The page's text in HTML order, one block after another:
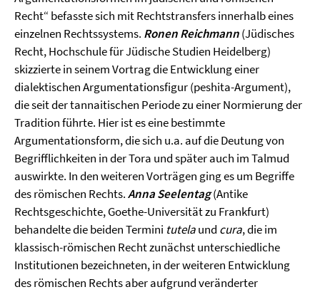
Recht“ befasste sich mit Rechtstransfers innerhalb eines
einzelnen Rechts­systems. Ronen Reichmann(Jüdisches
Recht, Hochschule für Jüdische Studien Heidelberg)
skizzierte in seinem Vortrag die Entwicklung einer
dialektischen Argumentationsfigur (peshita-Argument),
die seit der tannaitischen Periode zu einer Normierung der
Tradition führte. Hier ist es eine bestimmte
Argumentationsform, die sich u.a. auf die Deutung von
Begrifflichkeiten in der Tora und später auch im Talmud
auswirkte. In den weiteren Vorträgen ging es um Begriffe
des römischen Rechts.Anna Seelentag(Antike
Rechtsgeschichte, Goethe-Universität zu Frankfurt)
behandelte die beiden Termini tutelaund cura, die im
klassisch-römischen Recht zunächst unterschiedliche
Institutionen bezeichneten, in der weiteren Entwicklung
des römischen Rechts aber aufgrund veränderter